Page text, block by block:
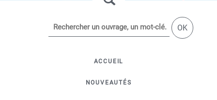
OK
ACCUEIL
NOUVEAUTÉS